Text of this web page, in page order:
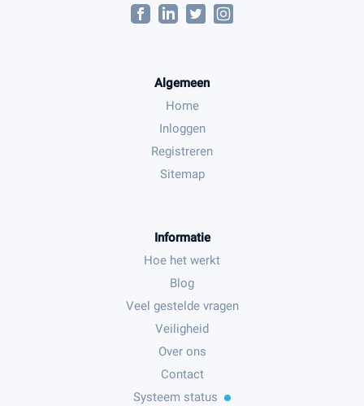
Algemeen
Home
Inloggen
Registreren
Sitemap
Informatie
Hoe het werkt
Blog
Veel gestelde vragen
Veiligheid
Over ons
Contact
Systeem status